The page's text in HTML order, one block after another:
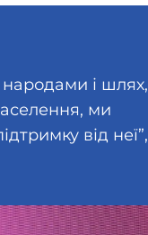
і шлях,
ми
від неї”,